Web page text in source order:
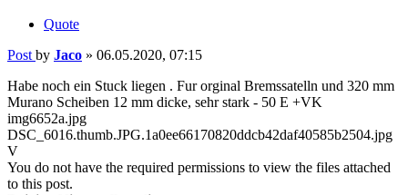
Quote
Post by Jaco » 06.05.2020, 07:15
Habe noch ein Stuck liegen . Fur orginal Bremssatelln und 320 mm
Murano Scheiben 12 mm dicke, sehr stark - 50 E +VK
img6652a.jpg
DSC_6016.thumb.JPG.1a0ee66170820ddcb42daf40585b2504.jpg
V
You do not have the required permissions to view the files attached
to this post.